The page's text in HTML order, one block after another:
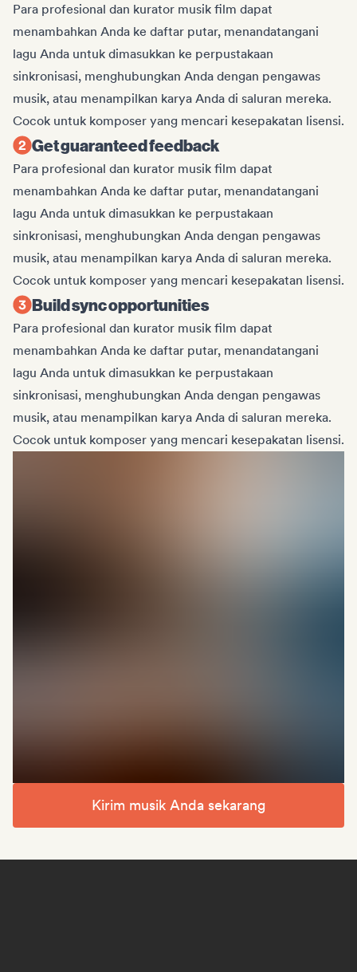
Para profesional dan kurator musik film dapat
menambahkan Anda ke daftar putar, menandatangani
lagu Anda untuk dimasukkan ke perpustakaan
sinkronisasi, menghubungkan Anda dengan pengawas
musik, atau menampilkan karya Anda di saluran mereka.
Cocok untuk komposer yang mencari kesepakatan lisensi.
Get guaranteed feedback
Para profesional dan kurator musik film dapat
menambahkan Anda ke daftar putar, menandatangani
lagu Anda untuk dimasukkan ke perpustakaan
sinkronisasi, menghubungkan Anda dengan pengawas
musik, atau menampilkan karya Anda di saluran mereka.
Cocok untuk komposer yang mencari kesepakatan lisensi.
Build sync opportunities
Para profesional dan kurator musik film dapat
menambahkan Anda ke daftar putar, menandatangani
lagu Anda untuk dimasukkan ke perpustakaan
sinkronisasi, menghubungkan Anda dengan pengawas
musik, atau menampilkan karya Anda di saluran mereka.
Cocok untuk komposer yang mencari kesepakatan lisensi.
Kirim musik Anda sekarang